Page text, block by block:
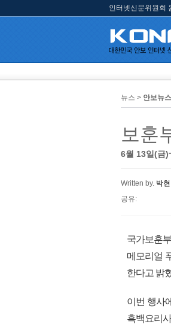
인터넷신문위원회
뉴스 > 안보뉴스
보훈
6월 13일(금
Written by. 박현
공유:
국가보훈
메모리얼
한다고 밝
이번 행사
흑백요리